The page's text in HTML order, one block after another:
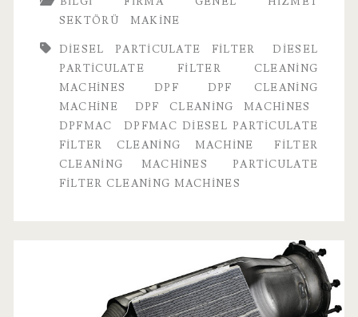
Particulate
Cleaning
Machine
SEKTÖRÜ
MAKINE
DIESEL PARTICULATE FILTER
DIESEL
PARTICULATE FILTER CLEANING
MACHINES
DPF
DPF CLEANING
MACHINE
DPF CLEANING MACHINES
DPFMAC
DPFMAC DIESEL PARTICULATE
FILTER CLEANING MACHINE
FILTER
CLEANING MACHINES
PARTICULATE
FILTER CLEANING MACHINES